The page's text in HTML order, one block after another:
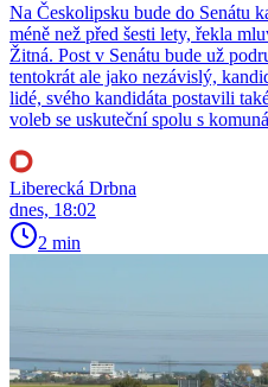
Na Českolipsku bude do Senátu
méně než před šesti lety, řekla
Žitná. Post v Senátu bude už
tentokrát ale jako nezávislý,
lidé, svého kandidáta postavili
voleb se uskuteční spolu s
Liberecká Drbna
dnes, 18:02
2 min